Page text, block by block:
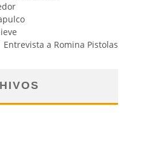
Entrevista a Romina Pistolas